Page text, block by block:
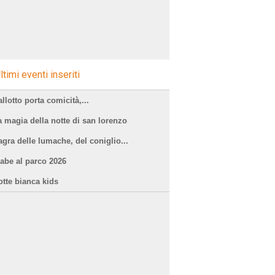
eventi inseriti
porta comicità,...
magia della notte di san lorenzo
delle lumache, del coniglio...
al parco 2026
bianca kids